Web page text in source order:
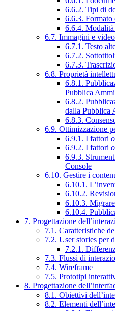
6.6.2. Tipi di
6.6.3. Formato
6.6.4.
6.7. Immagini e video
6.7.1. Testo
6.7.2.
6.7.3.
6.8. Proprietà
6.8.1.
Pubblica
6.8.2.
dalla Pubblica
6.8.3.
6.9. Ottimizzazione
6.9.1. I fattori
6.9.2. I fattori
6.9.3.
Console
6.10. Gestire i
6.10.1.
6.10.2.
6.10.3.
6.10.4.
7. Progettazione
7.1. Caratteristiche
7.2. User stories per
7.2.1.
7.3. Flussi di
7.4. Wireframe
7.5. Prototipi
8. Progettazione
8.1. Obiettivi
8.2. Elementi